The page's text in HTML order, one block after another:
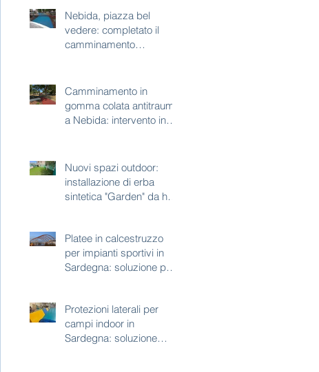
Nebida, piazza bel
vedere: completato il
camminamento
Camminamento in
gomma colata antitrauma
a Nebida: intervento in
Nuovi spazi outdoor:
installazione di erba
sintetica "Garden" da h35
Platee in calcestruzzo
per impianti sportivi in
Sardegna: soluzione per
Protezioni laterali per
campi indoor in
Sardegna: soluzione